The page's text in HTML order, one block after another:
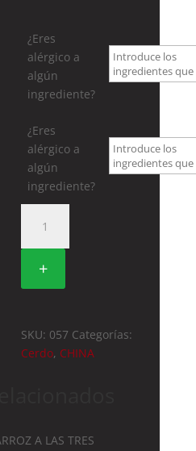
¿Eres
alérgico a
algún
ingrediente?
¿Eres
alérgico a
algún
ingrediente?
COSTILLAS
CON
SALSA
BARBACOA
+
SKU: 057 Categorías:
Cerdo, CHINA